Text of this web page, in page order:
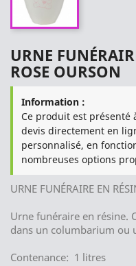
URNE
ROSE OURSON
Information :
Ce produit est présenté
devis directement en
personnalisé, en
nombreuses options
URNE FUNÉRAIRE EN
Urne funéraire en résine.
dans un columbarium ou
Contenance: 1 litres